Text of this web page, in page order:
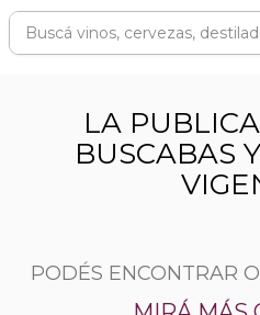
LA
BUSCABAS
PODÉS ENCONTRAR